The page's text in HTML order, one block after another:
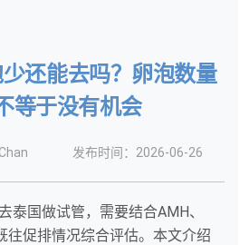
还能去吗？卵泡数量
等于没有机会
发布时间：2026-06-26
泰国做试管，需要结合AMH、
往促排情况综合评估。本文介绍